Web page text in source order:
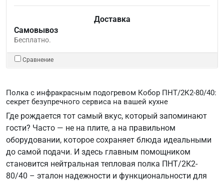
Доставка
Самовывоз
Бесплатно.
Сравнение
Полка с инфракрасным подогревом Кобор ПНТ/2К2-80/40:
секрет безупречного сервиса на вашей кухне
Где рождается тот самый вкус, который запоминают
гости? Часто — не на плите, а на правильном
оборудовании, которое сохраняет блюда идеальными
до самой подачи. И здесь главным помощником
становится нейтральная тепловая полка ПНТ/2К2-
80/40 – эталон надежности и функциональности для